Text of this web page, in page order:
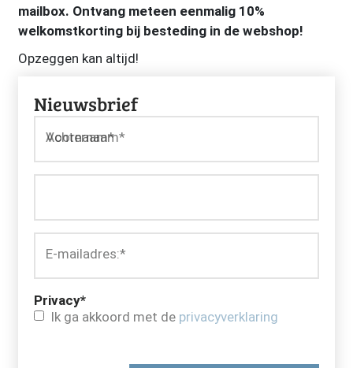
mailbox. Ontvang meteen eenmalig 10%
welkomstkorting bij besteding in de webshop!
Opzeggen kan altijd!
Nieuwsbrief
Voornaam*
Achternaam*
E-mailadres:*
Privacy*
Ik ga akkoord met de privacyverklaring